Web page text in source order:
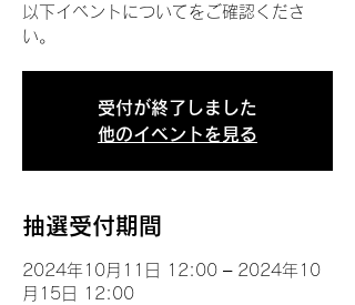
以下イベントについてをご確認くださ
い。
受付が終了しました
他のイベントを見る
抽選受付期間
2024年10月11日 12:00 – 2024年10
月15日 12:00